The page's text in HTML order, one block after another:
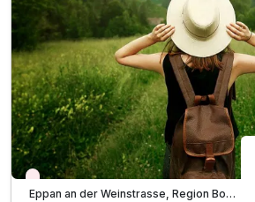
Nur noch Restplätze
Eppan an der Weinstrasse, Region Bozen